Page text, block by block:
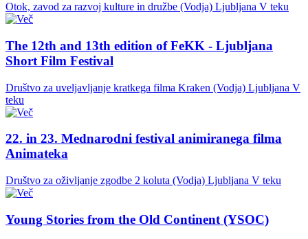
Otok, zavod za razvoj kulture in družbe (Vodja) Ljubljana V teku
The 12th and 13th edition of FeKK - Ljubljana
Short Film Festival
Društvo za uveljavljanje kratkega filma Kraken (Vodja) Ljubljana V
teku
22. in 23. Mednarodni festival animiranega filma
Animateka
Društvo za oživljanje zgodbe 2 koluta (Vodja) Ljubljana V teku
Young Stories from the Old Continent (YSOC)